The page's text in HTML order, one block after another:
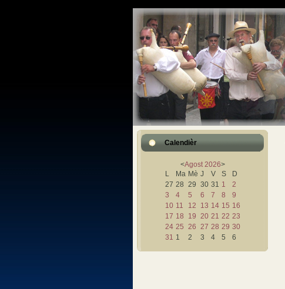
Calendièr
<Agost 2026>
L
Ma Mè J V S
D
27 28 29 30 31 1
2
3
4 5 6 7 8
9
10 11 12 13 14 15 16
17 18 19 20 21 22 23
24 25 26 27 28 29 30
31 1 2 3 4 5 6